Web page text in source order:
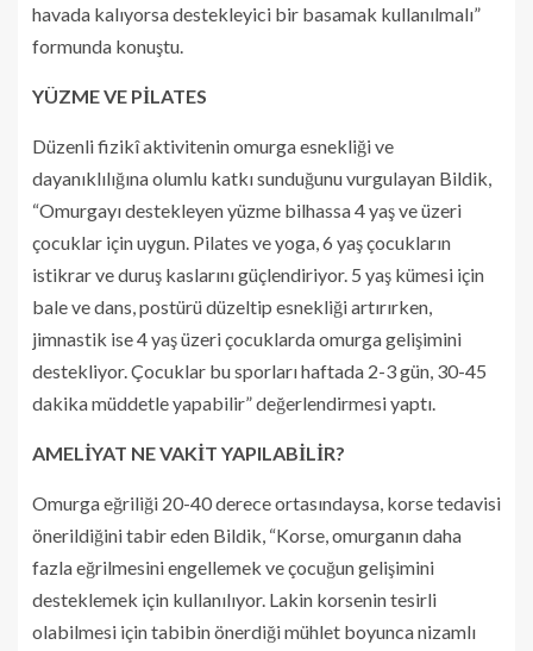
havada kalıyorsa destekleyici bir basamak kullanılmalı”
formunda konuştu.
YÜZME VE PİLATES
Düzenli fizikî aktivitenin omurga esnekliği ve
dayanıklılığına olumlu katkı sunduğunu vurgulayan Bildik,
“Omurgayı destekleyen yüzme bilhassa 4 yaş ve üzeri
çocuklar için uygun. Pilates ve yoga, 6 yaş çocukların
istikrar ve duruş kaslarını güçlendiriyor. 5 yaş kümesi için
bale ve dans, postürü düzeltip esnekliği artırırken,
jimnastik ise 4 yaş üzeri çocuklarda omurga gelişimini
destekliyor. Çocuklar bu sporları haftada 2-3 gün, 30-45
dakika müddetle yapabilir” değerlendirmesi yaptı.
AMELİYAT NE VAKİT YAPILABİLİR?
Omurga eğriliği 20-40 derece ortasındaysa, korse tedavisi
önerildiğini tabir eden Bildik, “Korse, omurganın daha
fazla eğrilmesini engellemek ve çocuğun gelişimini
desteklemek için kullanılıyor. Lakin korsenin tesirli
olabilmesi için tabibin önerdiği mühlet boyunca nizamlı